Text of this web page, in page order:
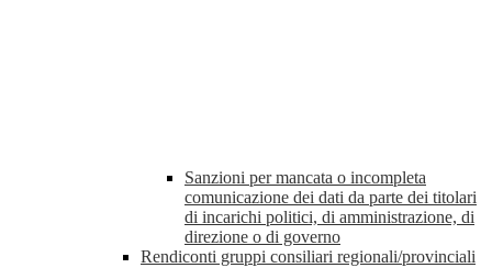
Sanzioni per mancata o incompleta
comunicazione dei dati da parte dei titolari
di incarichi politici, di amministrazione, di
direzione o di governo
Rendiconti gruppi consiliari regionali/provinciali